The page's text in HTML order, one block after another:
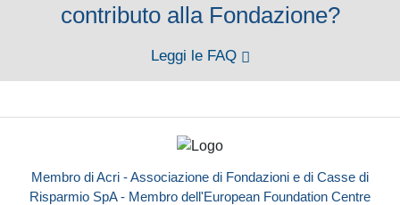
contributo alla Fondazione?
Leggi le FAQ
Membro di Acri - Associazione di Fondazioni e di Casse di
Risparmio SpA - Membro dell'European Foundation Centre